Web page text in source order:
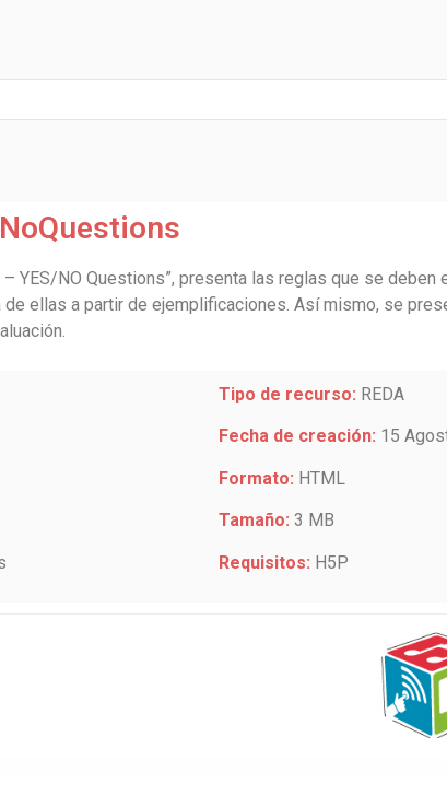
YES/NO Questions”, presenta las reglas que se
ellas a partir de ejemplificaciones. Así mismo, se
Tipo de recurso: REDA
Fecha de creación: 15
Formato: HTML
Tamaño: 3 MB
Requisitos: H5P